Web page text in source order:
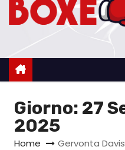
c
Giorno: 27
2025
Home Gervonta